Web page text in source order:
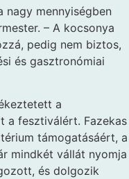
nagy mennyiségben
– A kocsonya
pedig nem biztos,
és gasztronómiai
a
a fesztiválért. Fazekas
támogatásáért, a
mindkét vállát nyomja
és dolgozik